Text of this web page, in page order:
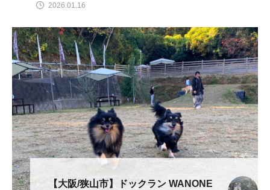
2026.01.16
【大阪/狭山市】ドックラン WANONE